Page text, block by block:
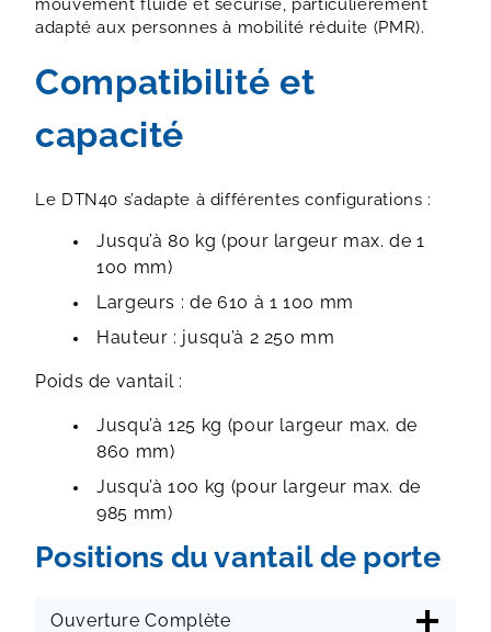
mouvement fluide et sécurisé, particulièrement
adapté aux personnes à mobilité réduite (PMR).
Compatibilité et
capacité
Le DTN40 s’adapte à différentes configurations :
Jusqu’à 80 kg (pour largeur max. de 1
100 mm)
Largeurs : de 610 à 1 100 mm
Hauteur : jusqu’à 2 250 mm
Poids de vantail :
Jusqu’à 125 kg (pour largeur max. de
860 mm)
Jusqu’à 100 kg (pour largeur max. de
985 mm)
Positions du vantail de porte
Ouverture Complète